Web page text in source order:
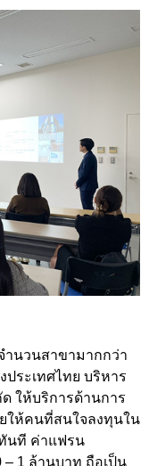
นวนสาขามากกว่า
ระเทศไทย บริหาร
ด ให้บริการด้านการ
ให้คนที่สนใจลงทุนใน
นที ค่าแฟรน
– 1 ล้านบาท ถือเป็น